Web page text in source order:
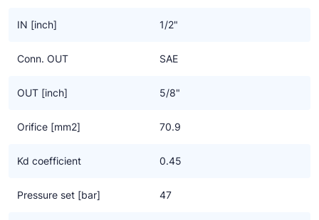
IN [inch] 1/2"
Conn. OUT SAE
OUT [inch] 5/8"
Orifice [mm2] 70.9
Kd coefficient 0.45
Pressure set [bar] 47